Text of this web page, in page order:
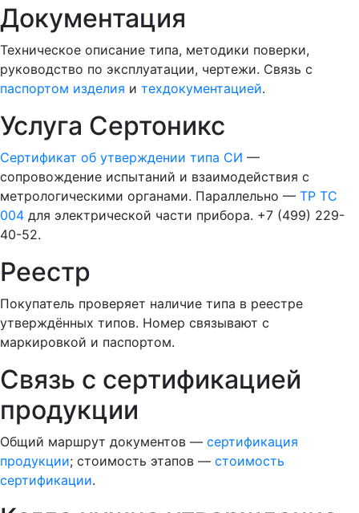
Документация
Техническое описание типа, методики поверки,
руководство по эксплуатации, чертежи. Связь с
паспортом изделия и техдокументацией.
Услуга Сертоникс
Сертификат об утверждении типа СИ —
сопровождение испытаний и взаимодействия с
метрологическими органами. Параллельно — ТР ТС
004 для электрической части прибора. +7 (499) 229-
40-52.
Реестр
Покупатель проверяет наличие типа в реестре
утверждённых типов. Номер связывают с
маркировкой и паспортом.
Связь с сертификацией
продукции
Общий маршрут документов — сертификация
продукции; стоимость этапов — стоимость
сертификации.